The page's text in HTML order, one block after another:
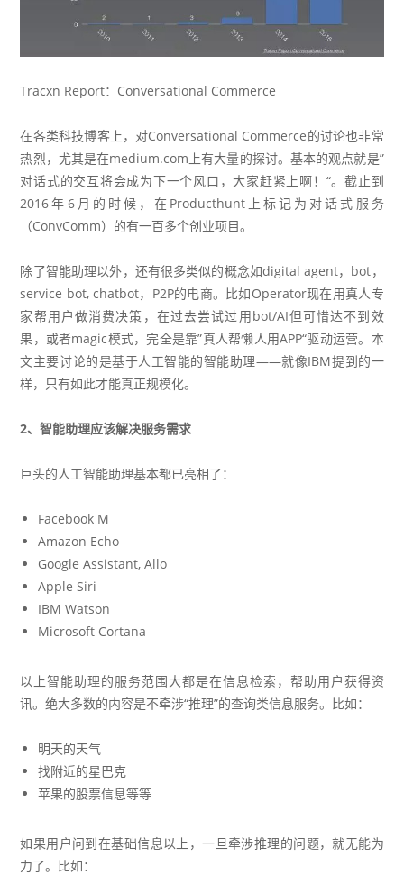
Tracxn Report：Conversational Commerce
在各类科技博客上，对Conversational Commerce的讨论也非常
热烈，尤其是在medium.com 上有大量的探讨。基本的观点就是”
对话式的交互将会成为下一个风口，大家赶紧上啊！“。截止到
2016年6月的时候，在Producthunt上标记为对话式服务
（ConvComm）的有一百多个创业项目。
除了智能助理以外，还有很多类似的概念如digital agent，bot，
service bot, chatbot，P2P的电商。比如Operator现在用真人专
家帮用户做消费决策，在过去尝试过用bot/AI但可惜达不到效
果 ，或者magic模式，完全是靠”真人帮懒人用APP“驱动运营。本
文主要讨论的是基于人工智能的智能助理——就像IBM提到的一
样， 只有如此才能真正规模化。
2、智能助理应该解决服务需求
巨头的人工智能助理基本都已亮相了：
Facebook M
Amazon Echo
Google Assistant, Allo
Apple Siri
IBM Watson
Microsoft Cortana
以上智能助理的服务范围大都是在信息检索，帮助用户获得资
讯。绝大多数的内容是不牵涉“推理”的查询类信息服务。比如：
明天的天气
找附近的星巴克
苹果的股票信息等等
如果用户问到在基础信息以上，一旦牵涉推理的问题，就无能为
力了。比如：